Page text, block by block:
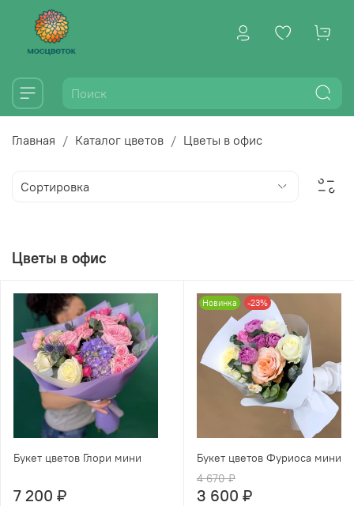
Главная Каталог цветов Цветы в офис
Цветы в офис
Букет цветов Глори мини
7 200 ₽
Новинка -23%
Букет цветов Фуриоса мини
4 670 ₽
3 600 ₽